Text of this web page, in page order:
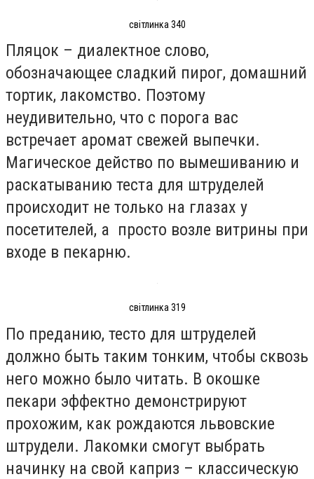
світлинка 340
Пляцок – диалектное слово,
обозначающее сладкий пирог, домашний
тортик, лакомство. Поэтому
неудивительно, что с порога вас
встречает аромат свежей выпечки.
Магическое действо по вымешиванию и
раскатыванию теста для штруделей
происходит не только на глазах у
посетителей, а просто возле витрины при
входе в пекарню.
світлинка 319
По преданию, тесто для штруделей
должно быть таким тонким, чтобы сквозь
него можно было читать. В окошке
пекари эффектно демонстрируют
прохожим, как рождаются львовские
штрудели. Лакомки смогут выбрать
начинку на свой каприз – классическую